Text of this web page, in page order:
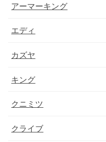
アーマーキング
エディ
カズヤ
キング
クニミツ
クライブ